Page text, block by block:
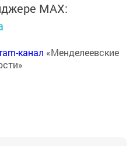
MАХ:
канал «Менделеевские